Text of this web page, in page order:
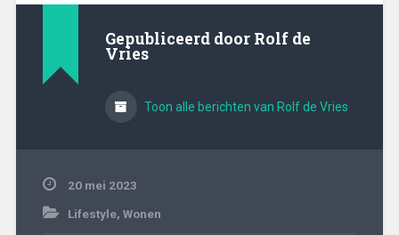
Gepubliceerd door Rolf de
Vries
Toon alle berichten van Rolf de Vries
20 mei 2023
Lifestyle, Wonen